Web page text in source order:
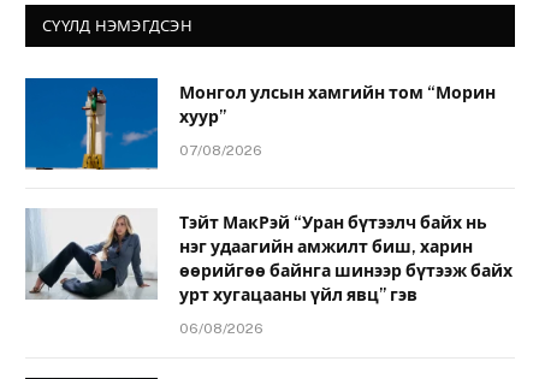
СҮҮЛД НЭМЭГДСЭН
Монгол улсын хамгийн том “Морин
хуур”
07/08/2026
Тэйт МакРэй “Уран бүтээлч байх нь
нэг удаагийн амжилт биш, харин
өөрийгөө байнга шинээр бүтээж байх
урт хугацааны үйл явц” гэв
06/08/2026